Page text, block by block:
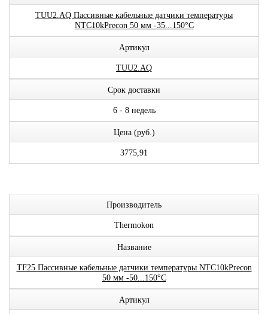
TUU2.AQ Пассивные кабельные датчики температуры
NTC10kPrecon 50 мм -35...150°C
Артикул
TUU2.AQ
Срок доставки
6 - 8 недель
Цена (руб.)
3775,91
Производитель
Thermokon
Название
TF25 Пассивные кабельные датчики температуры NTC10kPrecon
50 мм -50...150°C
Артикул